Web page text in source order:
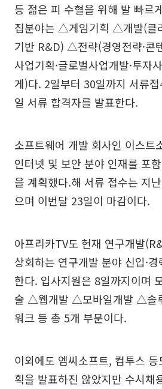
등 젊은 피 수혈을 위해 발 빠르
집분야는 △게임기획 △개발(클
기반 R&D) △전략(경영전략·콘
사업기획·글로벌사업개발·투자
게)다. 2일부터 30일까지 서류
일 서류 합격자를 발표한다.
소프트웨어 개발 회사인 이스트
인터넷 및 보안 분야 인재를 포
을 계획했다.해 서류 접수는 지
으며 이번달 23일이 마감이다.
아프리카TV도 현재 연구개발
상회하는 연구개발 분야 신입·
한다. 입사지원은 8일까지이며
술 △웹개발 △모바일개발 △솔
워크 등 총 5개 부문이다.
이외에도 엠씨소프트, 컴투스
획을 발표하진 않았지만 수시채